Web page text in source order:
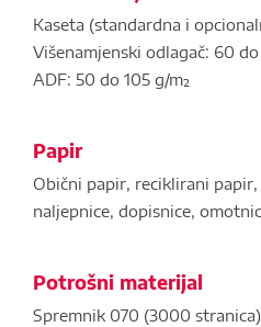
Kaseta (standardna i
Višenamjenski odlagač: 60 do
ADF: 50 do 105 g/m²
Papir
Obični papir, reciklirani
naljepnice, dopisnice,
Potrošni materijal
Spremnik 070 (3000 stranica)